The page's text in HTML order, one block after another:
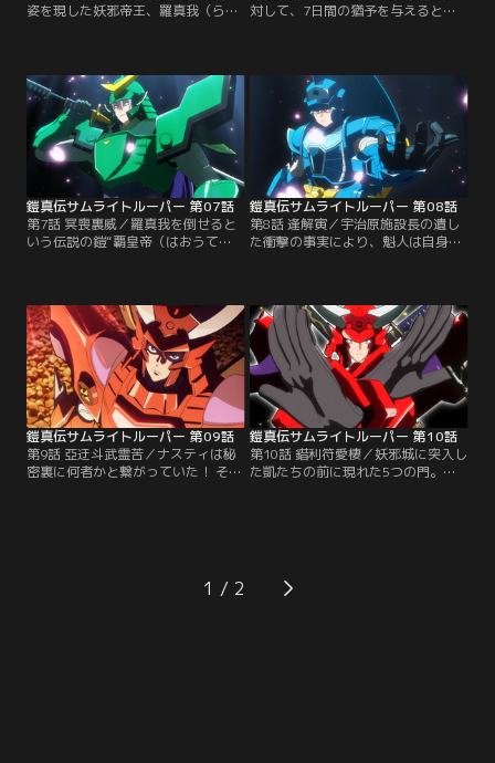
姿を現した妖邪帝王、羅真我（らま
が）。その圧倒的な力の前に凱たち
て駆けつけて、紫音と共にサムライ
トルーパーは反撃を開始する。そし
て羅真我を守る結界を突破し、羅真
我と凱たちが対峙する。親父を倒す
絶好の好機を凱は活かすことが出来
るのか----。【提供：バンダイチャ
ンネル】
対して、7日間の猶予を与えるとい
ちは龍成を失った悲しみと戦いの非
情さに打ちひしがれていた。紫音は
龍成が遺した想いをひとりで背負
い、「俺が新生サムライトルーパー
を創る」と要塞列車を乗っ取って-
-。【提供：バンダイチャンネル】
鎧真伝サムライトルーパー 第07話
第7話 冥喪裏威／羅真我を倒せると
いう伝説の鎧“覇皇帝（はおうて
皇帝完成のためには覇道（はどう）
の鏡（かがみ）を手に入れる必要が
あり、紫音が新たに加わった新生サ
ムライトルーパーが鏡を探しに調査
に向かう。そこは大和と武蔵が幼少
期を過ごした児童養護施設。【提
供：バンダイチャンネル】
鎧真伝サムライトルーパー 第08話
第8話 逢解寅／宇治原施設長の遺し
た衝撃の事実により、魁人は自身の
ず、制覇の剣が本来の輝きを取り戻
す必要があるという。そのためにあ
る聖獣の力が必要だと知った凱たち
は、純と共に聖獣を探すため動物園
を訪れるが、カイライたちが不気味
に目を覚まして--。【提供：バンダ
イチャンネル】
鎧真伝サムライトルーパー 第09話
第9話 亞迂斗武霊苦／ナスティは秘
密裏に何者かと繋がっていた！ その
チヅキは遂に反旗を翻す。そして約
束された期日を迎え、妖邪城へと乗
鎧真伝サムライトルーパー 第10話
第10話 錯利符愛棲／妖邪城に突入し
た凱たちの前に現れた5つの門。羅
か。美麗を救うために奮起する凱た
ちは奥義を習得して覇皇帝を発動す
1